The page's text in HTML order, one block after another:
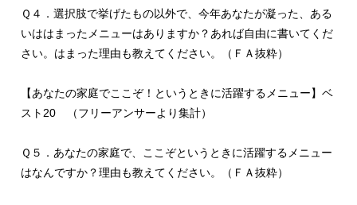
Ｑ４．選択肢で挙げたもの以外で、今年あなたが凝った、ある
いははまったメニューはありますか？あれば自由に書いてくだ
さい。はまった理由も教えてください。（ＦＡ抜粋）
【あなたの家庭でここぞ！というときに活躍するメニュー】ベ
スト20 （フリーアンサーより集計）
Ｑ５．あなたの家庭で、ここぞというときに活躍するメニュー
はなんですか？理由も教えてください。（ＦＡ抜粋）